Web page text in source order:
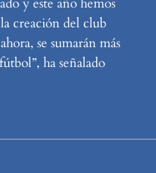
creación del club
se sumarán más
ha señalado